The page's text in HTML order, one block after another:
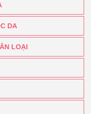
DA
LOẠI